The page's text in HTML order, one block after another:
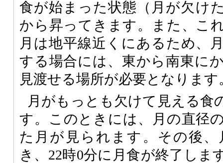
食が始まった状態（月が欠け
から昇ってきます。また、こ
月は地平線近くにあるため、
する場合には、東から南東に
見渡せる場所が必要となります
月がもっとも欠けて見える食
す。このときには、月の直径
た月が見られます。その後
き、22時0分に月食が終了しま